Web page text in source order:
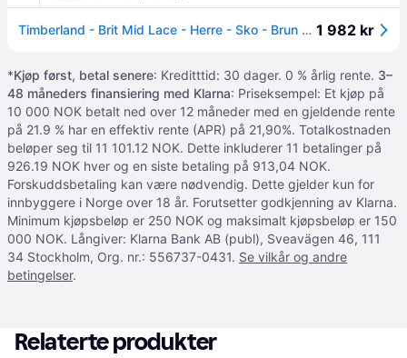
Timberland - Brit Mid Lace - Herre - Sko - Brun - 44 EU 1 982 kr
*Kjøp først, betal senere: Kreditttid: 30 dager. 0 % årlig rente. 3–
48 måneders finansiering med Klarna: Priseksempel: Et kjøp på
10 000 NOK betalt ned over 12 måneder med en gjeldende rente
på 21.9 % har en effektiv rente (APR) på 21,90%. Totalkostnaden
beløper seg til 11 101.12 NOK. Dette inkluderer 11 betalinger på
926.19 NOK hver og en siste betaling på 913,04 NOK.
Forskuddsbetaling kan være nødvendig. Dette gjelder kun for
innbyggere i Norge over 18 år. Forutsetter godkjenning av Klarna.
Minimum kjøpsbeløp er 250 NOK og maksimalt kjøpsbeløp er 150
000 NOK. Långiver: Klarna Bank AB (publ), Sveavägen 46, 111
34 Stockholm, Org. nr.: 556737-0431. Se vilkår og andre
betingelser.
Relaterte produkter